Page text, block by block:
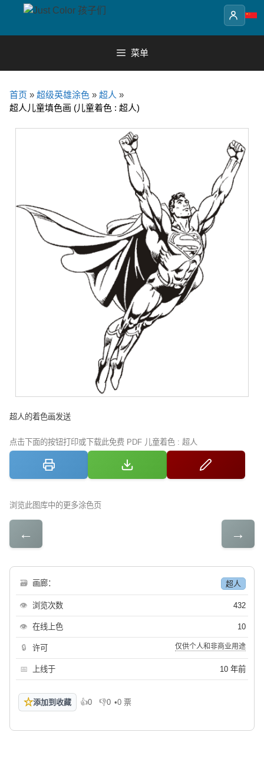
content
菜单
首页 » 超级英雄涂色 » 超人 »
超人儿童填色画 (儿童着色 : 超人)
超人的着色画发送
点击下面的按钮打印或下载此免费 PDF 儿童着色 : 超人
浏览此图库中的更多涂色页
← →
🗃 画廊： 超人
👁 浏览次数 432
👁 在线上色 10
🔒 许可 仅供个人和非商业用途
📅 上线于 10 年前
☆添加到收藏 👍0
喜欢 👎0
不喜欢
•0 票